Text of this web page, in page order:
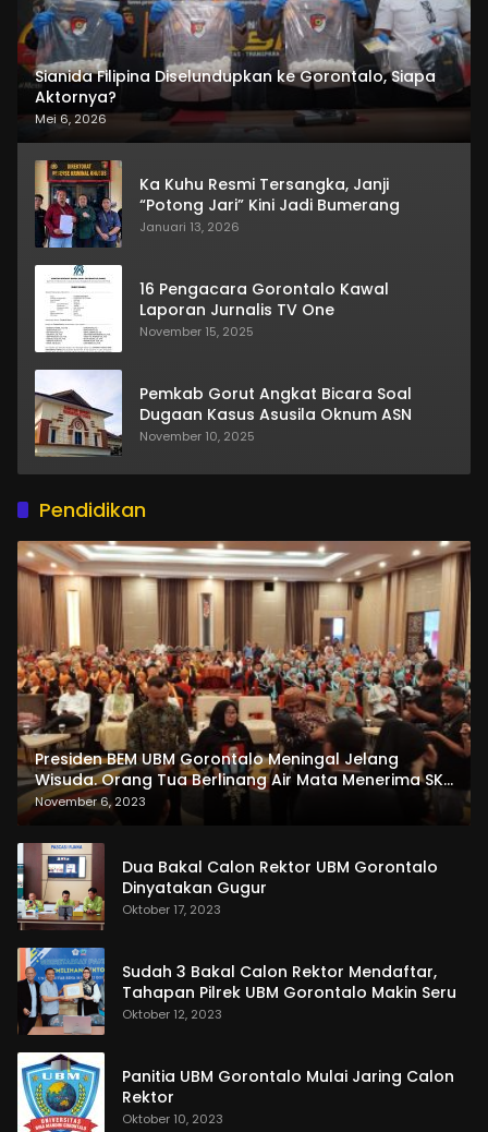
Sianida Filipina Diselundupkan ke Gorontalo, Siapa
Aktornya?
Mei 6, 2026
Ka Kuhu Resmi Tersangka, Janji
“Potong Jari” Kini Jadi Bumerang
Januari 13, 2026
16 Pengacara Gorontalo Kawal
Laporan Jurnalis TV One
November 15, 2025
Pemkab Gorut Angkat Bicara Soal
Dugaan Kasus Asusila Oknum ASN
November 10, 2025
Pendidikan
Presiden BEM UBM Gorontalo Meningal Jelang
Wisuda. Orang Tua Berlinang Air Mata Menerima SKL
dan Pemasangan Salempang
November 6, 2023
Dua Bakal Calon Rektor UBM Gorontalo
Dinyatakan Gugur
Oktober 17, 2023
Sudah 3 Bakal Calon Rektor Mendaftar,
Tahapan Pilrek UBM Gorontalo Makin Seru
Oktober 12, 2023
Panitia UBM Gorontalo Mulai Jaring Calon
Rektor
Oktober 10, 2023